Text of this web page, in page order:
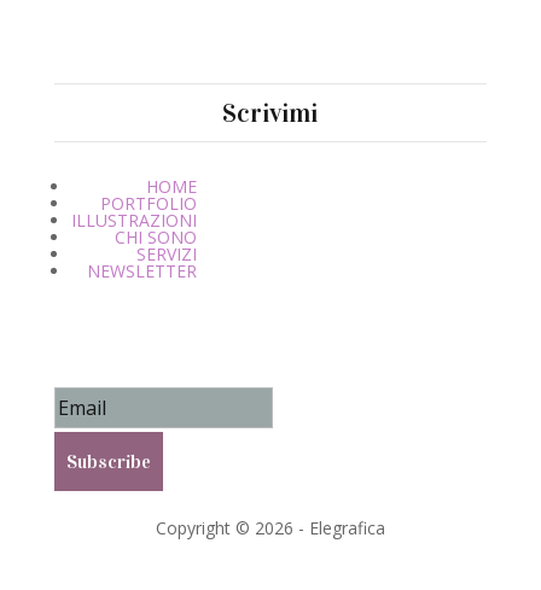
Scrivimi
HOME
PORTFOLIO
ILLUSTRAZIONI
CHI SONO
SERVIZI
NEWSLETTER
Subscribe
Copyright © 2026 - Elegrafica